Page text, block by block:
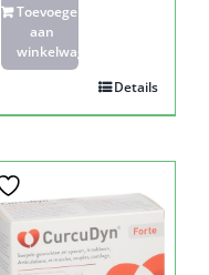
Toevoegen
aan
winkelwagen
Details